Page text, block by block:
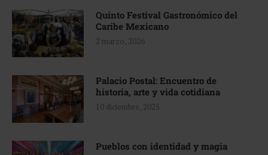
Quinto Festival Gastronómico del
Caribe Mexicano
2 marzo, 2026
Palacio Postal: Encuentro de
historia, arte y vida cotidiana
10 diciembre, 2025
Pueblos con identidad y magia